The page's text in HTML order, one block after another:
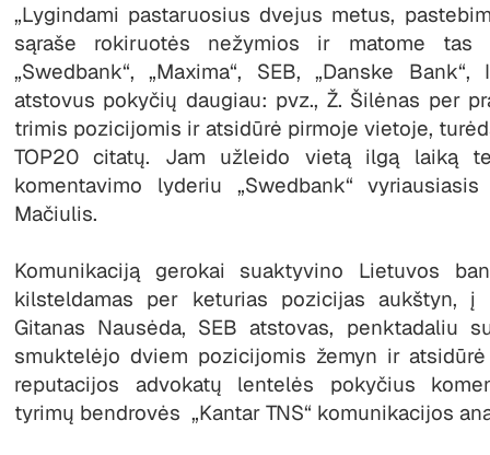
„Lygindami pastaruosius dvejus metus,
sąraše rokiruotės nežymios ir matome tas
„Swedbank“, „Maxima“, SEB, „Danske
atstovus pokyčių daugiau: pvz., Ž. Šilėnas per
trimis pozicijomis ir atsidūrė pirmoje vietoje,
TOP20 citatų. Jam užleido vietą ilgą laiką
komentavimo lyderiu „Swedbank“
Mačiulis.
Komunikaciją gerokai suaktyvino Lietuvos
kilsteldamas per keturias pozicijas aukštyn, į
Gitanas Nausėda, SEB atstovas, penktadaliu
smuktelėjo dviem pozicijomis žemyn ir
reputacijos advokatų lentelės pokyčius
tyrimų bendrovės „Kantar TNS“ komunikacijos